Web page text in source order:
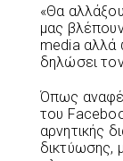
«Θα
μας
media αλλά
δηλώσει
Όπως
του
αρνητικής
δικτύωσης,